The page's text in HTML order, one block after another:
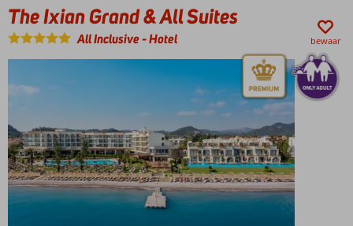
privéstrand
The Ixian Grand & All Suites
All Inclusive-Hotel bewaar